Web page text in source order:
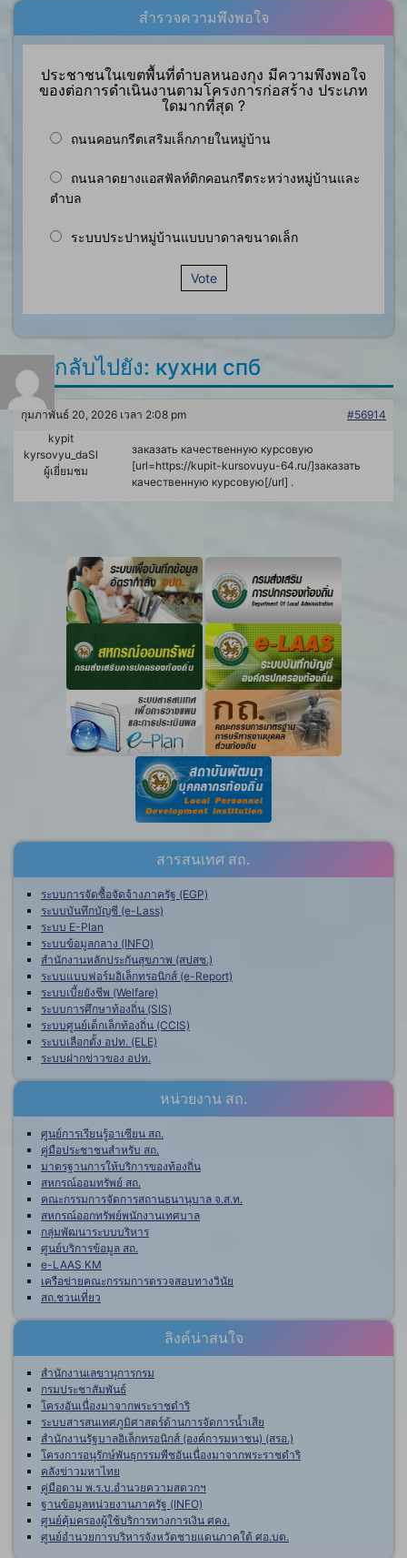
สำรวจความพึงพอใจ
ประชาชนในเขตพื้นที่ตำบลหนองกุง มีความพึงพอใจ
ของต่อการดำเนินงานตามโครงการก่อสร้าง ประเภท
ใดมากที่สุด ?
ถนนคอนกรีตเสริมเล็กภายในหมู่บ้าน
ถนนลาดยางแอสฟัลท์ติกคอนกรีตระหว่างหมู่บ้านและ
ตำบล
ระบบประปาหมู่บ้านแบบบาดาลขนาดเล็ก
Vote
ตอบกลับไปยัง: кухни спб
กุมภาพันธ์ 20, 2026 เวลา 2:08 pm
#56914
kypit
kyrsovyu_daSl
ผู้เยี่ยมชม
заказать качественную курсовую
[url=https://kupit-kursovuyu-64.ru/]заказать
качественную курсовую[/url] .
สารสนเทศ สถ.
ระบบการจัดซื้อจัดจ้างภาครัฐ (EGP)
ระบบบันทึกบัญชี (e-Lass)
ระบบ E-Plan
ระบบข้อมูลกลาง (INFO)
สำนักงานหลักประกันสุขภาพ (สปสช.)
ระบบแบบฟอร์มอิเล็กทรอนิกส์ (e-Report)
ระบบเบี้ยยังชีพ (Welfare)
ระบบการศึกษาท้องถิ่น (SIS)
ระบบศูนย์เด็กเล็กท้องถิ่น (CCIS)
ระบบเลือกตั้ง อปท. (ELE)
ระบบฝากข่าวของ อปท.
หน่วยงาน สถ.
ศูนย์การเรียนรู้อาเซียน สถ.
คู่มือประชาชนสำหรับ สถ.
มาตรฐานการให้บริการของท้องถิ่น
สหกรณ์ออมทรัพย์ สถ.
คณะกรรมการจัดการสถานธนานุบาล จ.ส.ท.
สหกรณ์ออกทรัพย์พนักงานเทศบาล
กลุ่มพัฒนาระบบบริหาร
ศูนย์บริการข้อมูล สถ.
e-LAAS KM
เครือข่ายคณะกรรมการตรวจสอบทางวินัย
สถ.ชวนเที่ยว
ลิงค์น่าสนใจ
สำนักงานเลขานุการกรม
กรมประชาสัมพันธ์
โครงอันเนื่องมาจากพระราชดำริ
ระบบสารสนเทศภูมิศาสตร์ด้านการจัดการน้ำเสีย
สำนักงานรัฐบาลอิเล็กทรอนิกส์ (องค์การมหาชน) (สรอ.)
โครงการอนุรักษ์พันธุกรรมพืชอันเนื่องมาจากพระราชดำริ
คลังข่าวมหาไทย
คู่มือตาม พ.ร.บ.อำนวยความสดวกฯ
ฐานข้อมูลหน่วยงานภาครัฐ (INFO)
ศูนย์คุ้มครองผู้ใช้บริการทางการเงิน ศคง.
ศูนย์อำนวยการบริหารจังหวัดชายแดนภาคใต้ ศอ.บต.